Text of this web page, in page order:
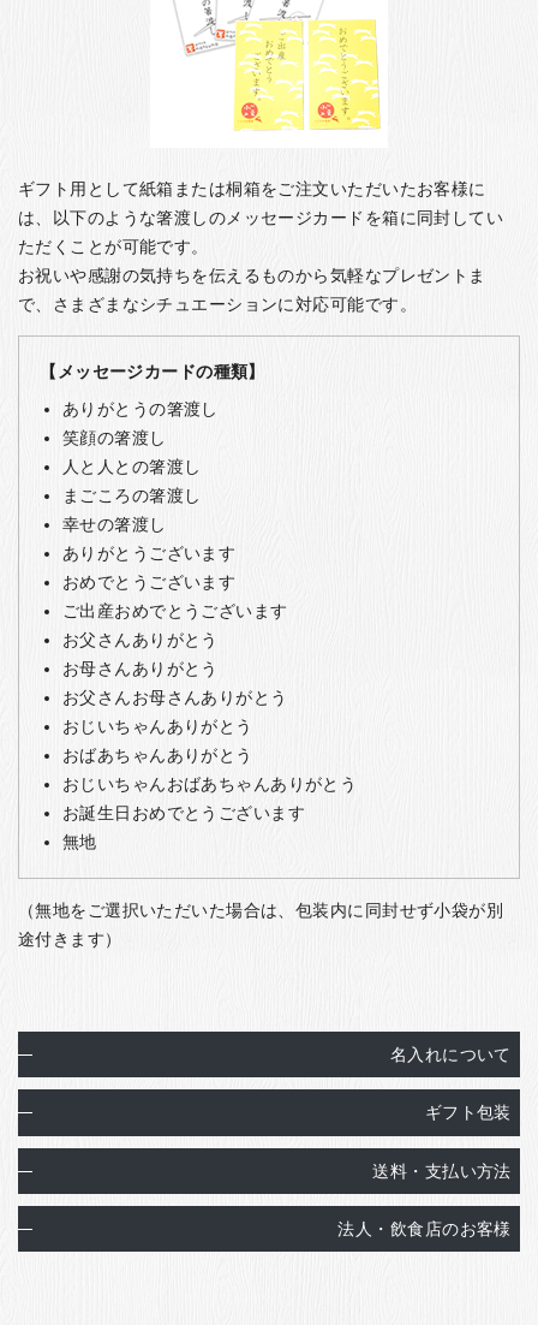
ギフト用として紙箱または桐箱をご注文いただいたお客様に
は、以下のような箸渡しのメッセージカードを箱に同封してい
ただくことが可能です。
お祝いや感謝の気持ちを伝えるものから気軽なプレゼントま
で、さまざまなシチュエーションに対応可能です。
【メッセージカードの種類】
ありがとうの箸渡し
笑顔の箸渡し
人と人との箸渡し
まごころの箸渡し
幸せの箸渡し
ありがとうございます
おめでとうございます
ご出産おめでとうございます
お父さんありがとう
お母さんありがとう
お父さんお母さんありがとう
おじいちゃんありがとう
おばあちゃんありがとう
おじいちゃんおばあちゃんありがとう
お誕生日おめでとうございます
無地
（無地をご選択いただいた場合は、包装内に同封せず小袋が別
途付きます）
名入れについて
ギフト包装
送料・支払い方法
法人・飲食店のお客様